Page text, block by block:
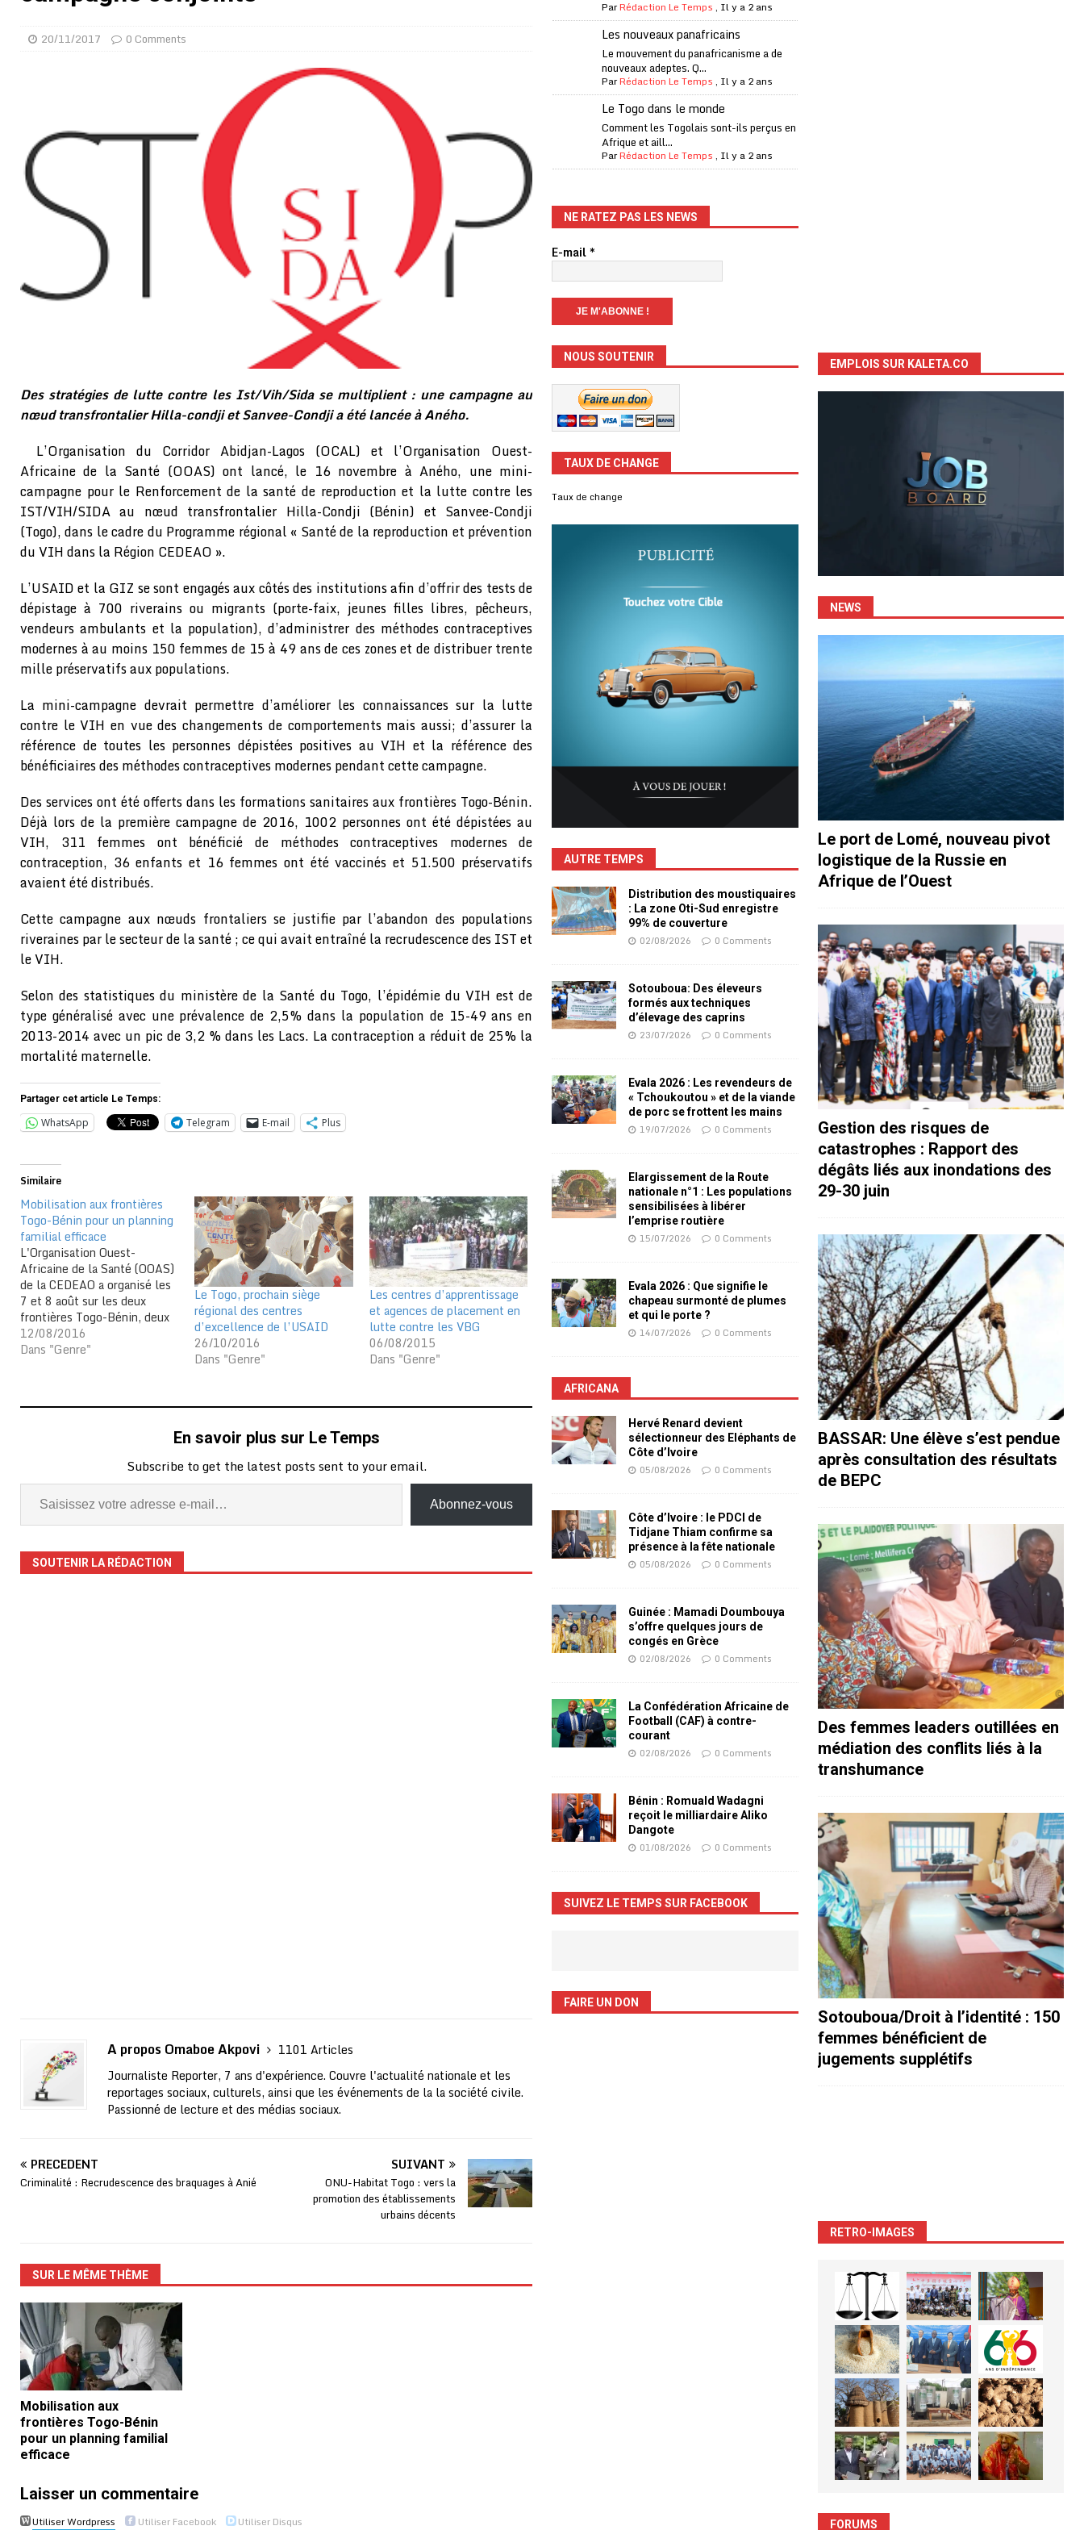
A LA UNE
[ 02/08/2026 ] La Confédération Africaine de Football (CAF) à contre-courant
Quatre candidats à la succession d’Infantino à la tête de la FIFA
Bénin : Romuald Wadagni reçoit le milliardaire Aliko Dangote
Niger : le FMI débloque une bouffée d’oxygène financière
Franco Baresi, légendaire défenseur de l’Italie et de l’AC Milan, est mort à 66 ans
A LA UNE
Benjamin Mendy a vendu aux enchères son trophée de la Coupe du monde
Bénin : les membres du Sénat installés
A LA UNE
Projet d’investisseurs à la Fifa: l’UEFA menace à «l’unanimité» d’un boycott des Coupes du monde
Mali : au moins 19 soldats exécutés, Amnesty International exige une enquête
Hervé Renard devient sélectionneur des Eléphants de Côte d’Ivoire
20/11/2017 0 Comments
Des stratégies de lutte contre les Ist/Vih/Sida se multiplient : une campagne au
nœud transfrontalier Hilla-condji et Sanvee-Condji a été lancée à Aného.
L’Organisation du Corridor Abidjan-Lagos (OCAL) et l’Organisation Ouest-
Africaine de la Santé (OOAS) ont lancé, le 16 novembre à Aného, une mini-
campagne pour le Renforcement de la santé de reproduction et la lutte contre les
IST/VIH/SIDA au nœud transfrontalier Hilla-Condji (Bénin) et Sanvee-Condji
(Togo), dans le cadre du Programme régional « Santé de la reproduction et prévention
du VIH dans la Région CEDEAO ».
L’USAID et la GIZ se sont engagés aux côtés des institutions afin d’offrir des tests de
dépistage à 700 riverains ou migrants (porte-faix, jeunes filles libres, pêcheurs,
vendeurs ambulants et la population), d’administrer des méthodes contraceptives
modernes à au moins 150 femmes de 15 à 49 ans de ces zones et de distribuer trente
mille préservatifs aux populations.
La mini-campagne devrait permettre d’améliorer les connaissances sur la lutte
contre le VIH en vue des changements de comportements mais aussi; d’assurer la
référence de toutes les personnes dépistées positives au VIH et la référence des
bénéficiaires des méthodes contraceptives modernes pendant cette campagne.
Des services ont été offerts dans les formations sanitaires aux frontières Togo-Bénin.
Déjà lors de la première campagne de 2016, 1002 personnes ont été dépistées au
VIH, 311 femmes ont bénéficié de méthodes contraceptives modernes de
contraception, 36 enfants et 16 femmes ont été vaccinés et 51.500 préservatifs
avaient été distribués.
Cette campagne aux nœuds frontaliers se justifie par l’abandon des populations
riveraines par le secteur de la santé ; ce qui avait entraîné la recrudescence des IST et
le VIH.
Selon des statistiques du ministère de la Santé du Togo, l’épidémie du VIH est de
type généralisé avec une prévalence de 2,5% dans la population de 15-49 ans en
2013-2014 avec un pic de 3,2 % dans les Lacs. La contraception a réduit de 25% la
mortalité maternelle.
Partager cet article Le Temps:
WhatsApp Telegram E-mail Plus
Similaire
Mobilisation aux frontières
Togo-Bénin pour un planning
familial efficace
L'Organisation Ouest-
Africaine de la Santé (OOAS)
de la CEDEAO a organisé les
7 et 8 août sur les deux
frontières Togo-Bénin, deux
jours de mobilisation sociale
et de prestations des
programme régional "Santé
12/08/2016
Dans "Genre"
Le Togo, prochain siège
régional des centres
d’excellence de l’USAID
26/10/2016
Dans "Genre"
Les centres d’apprentissage
et agences de placement en
lutte contre les VBG
06/08/2015
Dans "Genre"
En savoir plus sur Le Temps
Subscribe to get the latest posts sent to your email.
Abonnez-vous
SOUTENIR LA RÉDACTION
A propos Omaboe Akpovi
1101 Articles
Journaliste Reporter, 7 ans d'expérience. Couvre l'actualité nationale et les
reportages sociaux, culturels, ainsi que les événements de la la société civile.
Passionné de lecture et des médias sociaux.
PRÉCÉDENT
Criminalité : Recrudescence des braquages à Anié
SUIVANT
ONU-Habitat Togo : vers la
promotion des établissements
urbains décents
SUR LE MÊME THÈME
Mobilisation aux
frontières Togo-Bénin
pour un planning familial
efficace
Laisser un commentaire
Utiliser Wordpress Utiliser Facebook Utiliser Disqus
ParRédaction Le Temps , Il y a 2 ans
Les nouveaux panafricains
Le mouvement du panafricanisme a de
nouveaux adeptes. Q...
ParRédaction Le Temps , Il y a 2 ans
Le Togo dans le monde
Comment les Togolais sont-ils perçus en
Afrique et aill...
ParRédaction Le Temps , Il y a 2 ans
NE RATEZ PAS LES NEWS
E-mail*
NOUS SOUTENIR
TAUX DE CHANGE
Taux de change
AUTRE TEMPS
Distribution des moustiquaires
: La zone Oti-Sud enregistre
99% de couverture
02/08/2026 0 Comments
Sotouboua: Des éleveurs
formés aux techniques
d’élevage des caprins
23/07/2026 0 Comments
Evala 2026 : Les revendeurs de
« Tchoukoutou » et de la viande
de porc se frottent les mains
19/07/2026 0 Comments
Elargissement de la Route
nationale n°1 : Les populations
sensibilisées à libérer
l’emprise routière
15/07/2026 0 Comments
Evala 2026 : Que signifie le
chapeau surmonté de plumes
et qui le porte ?
14/07/2026 0 Comments
AFRICANA
Hervé Renard devient
sélectionneur des Eléphants de
Côte d’Ivoire
05/08/2026 0 Comments
Côte d’Ivoire : le PDCI de
Tidjane Thiam confirme sa
présence à la fête nationale
05/08/2026 0 Comments
Guinée : Mamadi Doumbouya
s’offre quelques jours de
congés en Grèce
02/08/2026 0 Comments
La Confédération Africaine de
Football (CAF) à contre-
courant
02/08/2026 0 Comments
Bénin : Romuald Wadagni
reçoit le milliardaire Aliko
Dangote
01/08/2026 0 Comments
SUIVEZ LE TEMPS SUR FACEBOOK
FAIRE UN DON
EMPLOIS SUR KALETA.CO
NEWS
Le port de Lomé, nouveau pivot
logistique de la Russie en
Afrique de l’Ouest
Gestion des risques de
catastrophes : Rapport des
dégâts liés aux inondations des
29-30 juin
BASSAR: Une élève s’est pendue
après consultation des résultats
de BEPC
Des femmes leaders outillées en
médiation des conflits liés à la
transhumance
Sotouboua/Droit à l’identité : 150
femmes bénéficient de
jugements supplétifs
RETRO-IMAGES
FORUMS